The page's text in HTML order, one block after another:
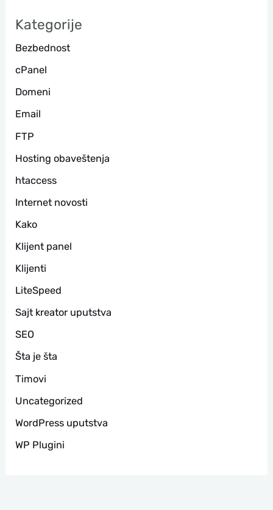
г
а
Kategorije
Bezbednost
cPanel
Domeni
Email
FTP
Hosting obaveštenja
htaccess
Internet novosti
Kako
Klijent panel
Klijenti
LiteSpeed
Sajt kreator uputstva
SEO
Šta je šta
Timovi
Uncategorized
WordPress uputstva
WP Plugini